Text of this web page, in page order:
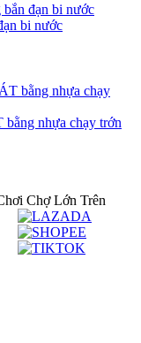
bi nước
nhựa chạy trớn
Chợ Lớn Trên